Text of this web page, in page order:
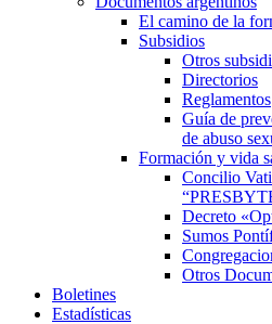
El camino de la
Subsidios
Otros
Directorios
Reglamentos
Guía de
de abuso
Formación y vida
Concilio
Decreto
Sumos
Otros
Boletines
Estadísticas